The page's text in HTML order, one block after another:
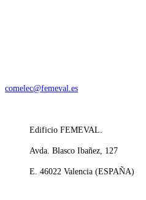
comelec@femeval.es
Edificio FEMEVAL.
Avda. Blasco Ibañez, 127
E. 46022 Valencia (ESPAÑA)